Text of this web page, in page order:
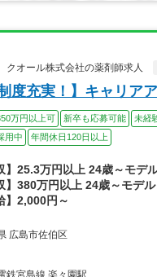
オール株式会社の薬剤師求人
度充実！】キャリア
万円以上可 新卒も応募可能 未経
用中
年間休日120日以上
】25.3万円以上 24歳～モデ
】380万円以上 24歳～モデル
】2,000円～
広島市佐伯区
鉄宮島線 楽々園駅